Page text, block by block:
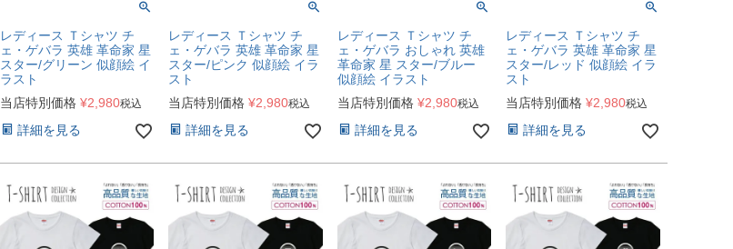
レディース Ｔシャツ チ
ェ・ゲバラ 英雄 革命家 星
スター/グリーン 似顔絵 イ
ラスト
当店特別価格 ¥2,980税込
詳細を見る
レディース Ｔシャツ チ
ェ・ゲバラ 英雄 革命家 星
スター/ピンク 似顔絵 イラ
スト
当店特別価格 ¥2,980税込
詳細を見る
レディース Ｔシャツ チ
ェ・ゲバラ おしゃれ 英雄
革命家 星 スター/ブルー
似顔絵 イラスト
当店特別価格 ¥2,980税込
詳細を見る
レディース Ｔシャツ チ
ェ・ゲバラ 英雄 革命家 星
スター/レッド 似顔絵 イラ
スト
当店特別価格 ¥2,980税込
詳細を見る